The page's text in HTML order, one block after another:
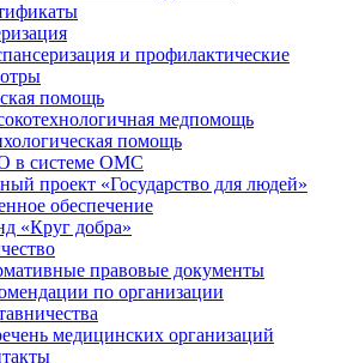
и профилактические
помощь
медпомощь
помощь
в системе ОМС
проект «Государство для людей»
обеспечение
«Круг добра»
правовые документы
по организации
медицинских организаций